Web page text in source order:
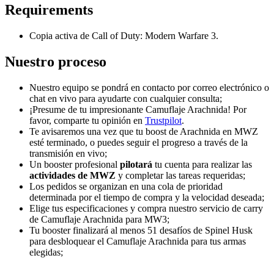
Requirements
Copia activa de Call of Duty: Modern Warfare 3.
Nuestro proceso
Nuestro equipo se pondrá en contacto por correo electrónico o
chat en vivo para ayudarte con cualquier consulta;
¡Presume de tu impresionante Camuflaje Arachnida! Por
favor, comparte tu opinión en Trustpilot.
Te avisaremos una vez que tu boost de Arachnida en MWZ
esté terminado, o puedes seguir el progreso a través de la
transmisión en vivo;
Un booster profesional pilotará tu cuenta para realizar las
actividades de MWZ y completar las tareas requeridas;
Los pedidos se organizan en una cola de prioridad
determinada por el tiempo de compra y la velocidad deseada;
Elige tus especificaciones y compra nuestro servicio de carry
de Camuflaje Arachnida para MW3;
Tu booster finalizará al menos 51 desafíos de Spinel Husk
para desbloquear el Camuflaje Arachnida para tus armas
elegidas;